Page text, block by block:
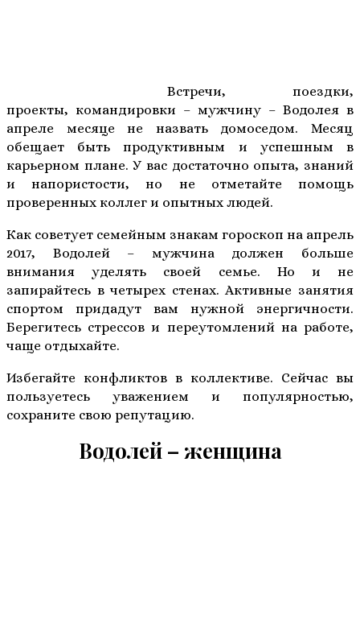
Встречи, поездки,
проекты, командировки – мужчину – Водолея в
апреле месяце не назвать домоседом. Месяц
обещает быть продуктивным и успешным в
карьерном плане. У вас достаточно опыта, знаний
и напористости, но не отметайте помощь
проверенных коллег и опытных людей.
Как советует семейным знакам гороскоп на апрель
2017, Водолей – мужчина должен больше
внимания уделять своей семье. Но и не
запирайтесь в четырех стенах. Активные занятия
спортом придадут вам нужной энергичности.
Берегитесь стрессов и переутомлений на работе,
чаще отдыхайте.
Избегайте конфликтов в коллективе. Сейчас вы
пользуетесь уважением и популярностью,
сохраните свою репутацию.
Водолей – женщина